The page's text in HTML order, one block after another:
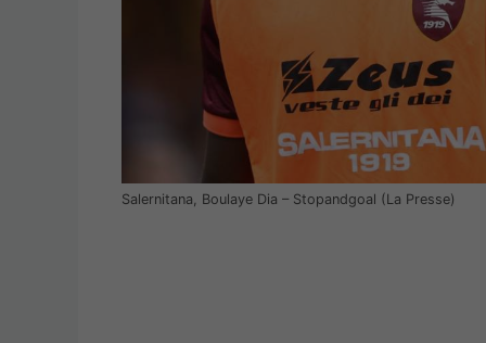
Salernitana, Boulaye Dia – Stopandgoal (La Presse)